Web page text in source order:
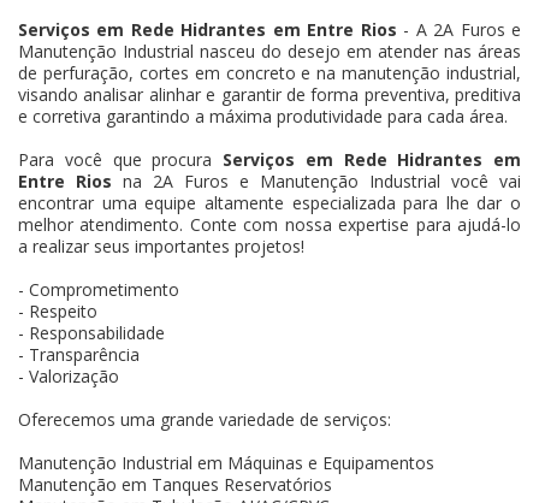
Serviços em Rede Hidrantes em Entre Rios - A 2A Furos e
Manutenção Industrial nasceu do desejo em atender nas áreas
de perfuração, cortes em concreto e na manutenção industrial,
visando analisar alinhar e garantir de forma preventiva, preditiva
e corretiva garantindo a máxima produtividade para cada área.
Para você que procura Serviços em Rede Hidrantes em
Entre Rios na 2A Furos e Manutenção Industrial você vai
encontrar uma equipe altamente especializada para lhe dar o
melhor atendimento. Conte com nossa expertise para ajudá-lo
a realizar seus importantes projetos!
- Comprometimento
- Respeito
- Responsabilidade
- Transparência
- Valorização
Oferecemos uma grande variedade de serviços:
Manutenção Industrial em Máquinas e Equipamentos
Manutenção em Tanques Reservatórios